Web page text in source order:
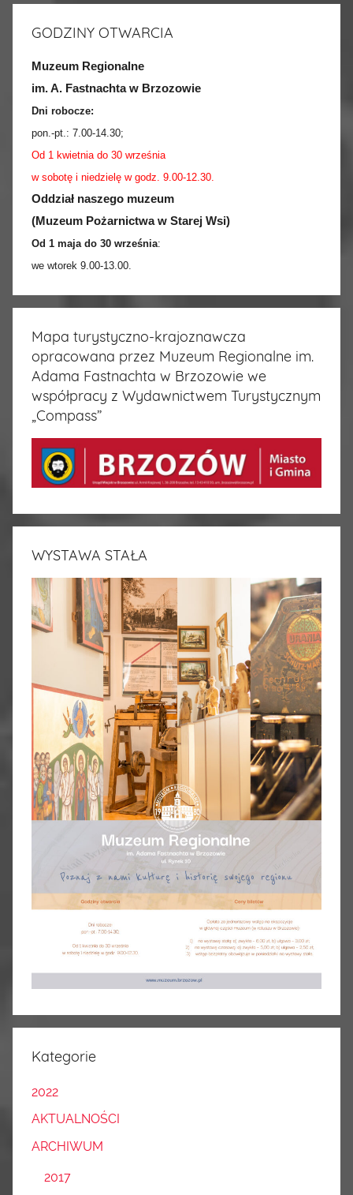
GODZINY OTWARCIA
Muzeum Regionalne
im. A. Fastnachta w Brzozowie
Dni robocze:
pon.-pt.: 7.00-14.30;
Od 1 kwietnia do 30 września
w sobotę i niedzielę w godz. 9.00-12.30.
Oddział naszego muzeum
(Muzeum Pożarnictwa w Starej Wsi)
Od 1 maja do 30 września:
we wtorek 9.00-13.00.
Mapa turystyczno-krajoznawcza
opracowana przez Muzeum Regionalne im.
Adama Fastnachta w Brzozowie we
współpracy z Wydawnictwem Turystycznym
„Compass”
WYSTAWA STAŁA
Kategorie
2022
AKTUALNOŚCI
ARCHIWUM
2017